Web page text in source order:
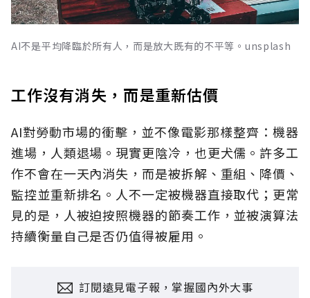
AI不是平均降臨於所有人，而是放大既有的不平等。unsplash
工作沒有消失，而是重新估價
AI對勞動市場的衝擊，並不像電影那樣整齊：機器
進場，人類退場。現實更陰冷，也更犬儒。許多工
作不會在一天內消失，而是被拆解、重組、降價、
監控並重新排名。人不一定被機器直接取代；更常
見的是，人被迫按照機器的節奏工作，並被演算法
持續衡量自己是否仍值得被雇用。
訂閱遠見電子報，掌握國內外大事